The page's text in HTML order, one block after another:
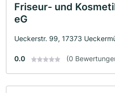
Friseur- und
eG
Ueckerstr. 99, 17373
0.0 (0